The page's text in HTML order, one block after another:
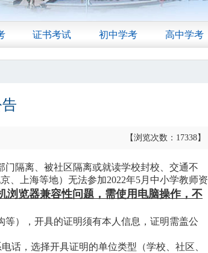
证书考试 初中学考 高中学考
【浏览次数： 17338】
隔离、被社区隔离或就读学校封校、交通不
、上海等地）无法参加2022年5月中小学教师资
浏览器兼容性问题，需使用电脑操作，不
），开具的证明须有本人信息，证明需盖公
话，选择开具证明的单位类型（学校、社区、